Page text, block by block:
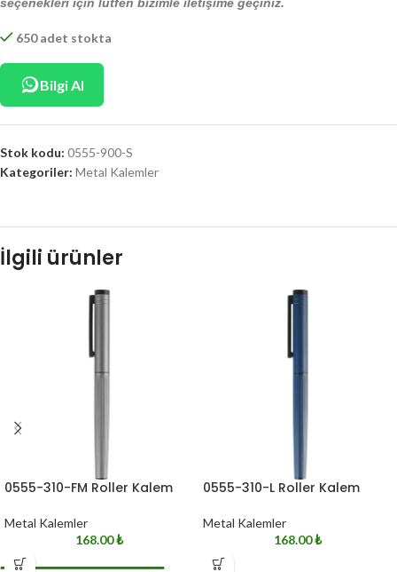
650 adet stokta
Bilgi Al
Stok kodu: 0555-900-S
Kategoriler: Metal Kalemler
İlgili ürünler
0555-310-FM Roller Kalem
Metal Kalemler
168.00₺
0555-310-L Roller Kalem
Metal Kalemler
168.00₺